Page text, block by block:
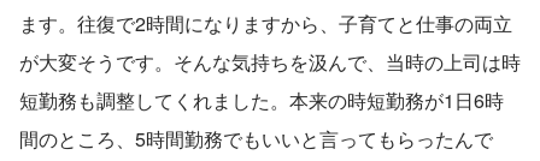
ます。往復で2時間になりますから、子育てと仕事の両立
が大変そうです。そんな気持ちを汲んで、当時の上司は時
短勤務も調整してくれました。本来の時短勤務が1日6時
間のところ、5時間勤務でもいいと言ってもらったんで